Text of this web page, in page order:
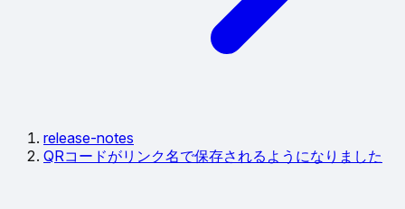
release-notes
QRコードがリンク名で保存されるようになりました